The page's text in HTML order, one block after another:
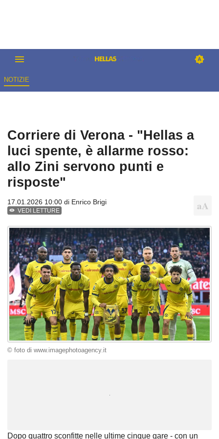
NOTIZIE
Corriere di Verona - "Hellas a
luci spente, è allarme rosso:
allo Zini servono punti e
risposte"
17.01.2026 10:00 di Enrico Brigi
VEDI LETTURE
© foto di www.imagephotoagency.it
Dopo quattro sconfitte nelle ultime cinque gare - con un